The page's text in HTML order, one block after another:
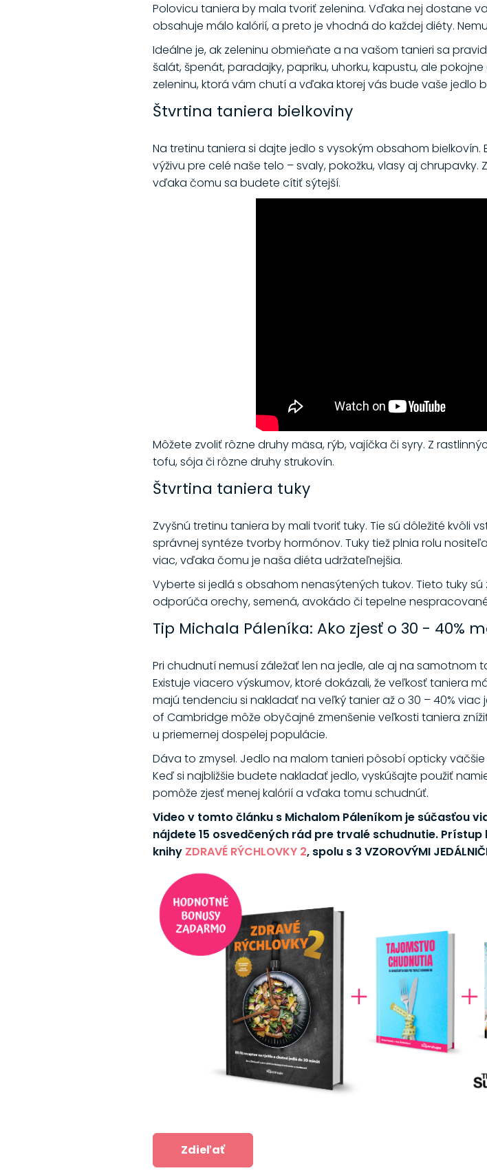
Polovicu taniera by mala tvoriť zelenina. Vďaka nej dostane
obsahuje málo kalórií, a preto je vhodná do každej diéty.
Ideálne je, ak zeleninu obmieňate a na vašom tanieri sa
šalát, špenát, paradajky, papriku, uhorku, kapustu, ale
zeleninu, ktorá vám chutí a vďaka ktorej vás bude vaše jedlo
Štvrtina taniera bielkoviny
Na tretinu taniera si dajte jedlo s vysokým obsahom
výživu pre celé naše telo – svaly, pokožku, vlasy aj
vďaka čomu sa budete cítiť sýtejší.
Môžete zvoliť rôzne druhy mäsa, rýb, vajíčka či syry. Z
tofu, sója či rôzne druhy strukovín.
Štvrtina taniera tuky
Zvyšnú tretinu taniera by mali tvoriť tuky. Tie sú dôležité kvôli
správnej syntéze tvorby hormónov. Tuky tiež plnia rolu
viac, vďaka čomu je naša diéta udržateľnejšia.
Vyberte si jedlá s obsahom nenasýtených tukov. Tieto tuky
odporúča orechy, semená, avokádo či tepelne
Tip Michala Páleníka: Ako zjesť o 30 - 40%
Pri chudnutí nemusí záležať len na jedle, ale aj na samotnom
Existuje viacero výskumov, ktoré dokázali, že veľkosť taniera
majú tendenciu si nakladať na veľký tanier až o 30 – 40%
of Cambridge môže obyčajné zmenšenie veľkosti taniera
u priemernej dospelej populácie.
Dáva to zmysel. Jedlo na malom tanieri pôsobí opticky
Keď si najbližšie budete nakladať jedlo, vyskúšajte použiť
pomôže zjesť menej kalórií a vďaka tomu schudnúť.
Video v tomto článku s Michalom Páleníkom je súčasťou
nájdete 15 osvedčených rád pre trvalé schudnutie. Prístup
knihy ZDRAVÉ RÝCHLOVKY 2, spolu s 3 VZOROVÝMI
Zdieľať